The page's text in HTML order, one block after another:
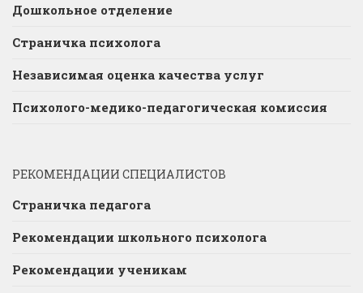
Дошкольное отделение
Страничка психолога
Независимая оценка качества услуг
Психолого-медико-педагогическая комиссия
РЕКОМЕНДАЦИИ СПЕЦИАЛИСТОВ
Страничка педагога
Рекомендации школьного психолога
Рекомендации ученикам